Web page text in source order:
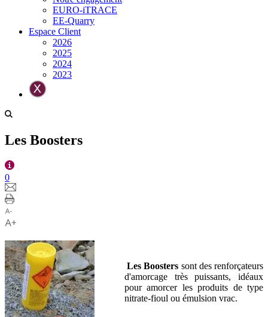
EURO-iTRACE
EE-Quarry
Espace Client
2026
2025
2024
2023
Les Boosters
0
Les Boosters sont des renforçateurs
d'amorcage très puissants, idéaux
pour amorcer les produits de type
nitrate-fioul ou émulsion vrac.